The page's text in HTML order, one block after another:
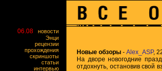
06.08
новости
Энци
рецензии
прохождения
скриншоты
статьи
интервью
Новые обзоры - Alex_ASP,
На дворе новогодние
отдохнуть, остановив свой